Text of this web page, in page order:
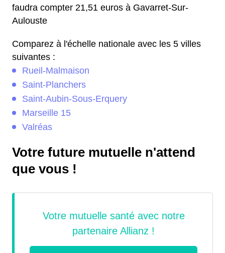
faudra compter 21,51 euros à Gavarret-Sur-
Aulouste
Comparez à l'échelle nationale avec les 5 villes
suivantes :
Rueil-Malmaison
Saint-Planchers
Saint-Aubin-Sous-Erquery
Marseille 15
Valréas
Votre future mutuelle n'attend
que vous !